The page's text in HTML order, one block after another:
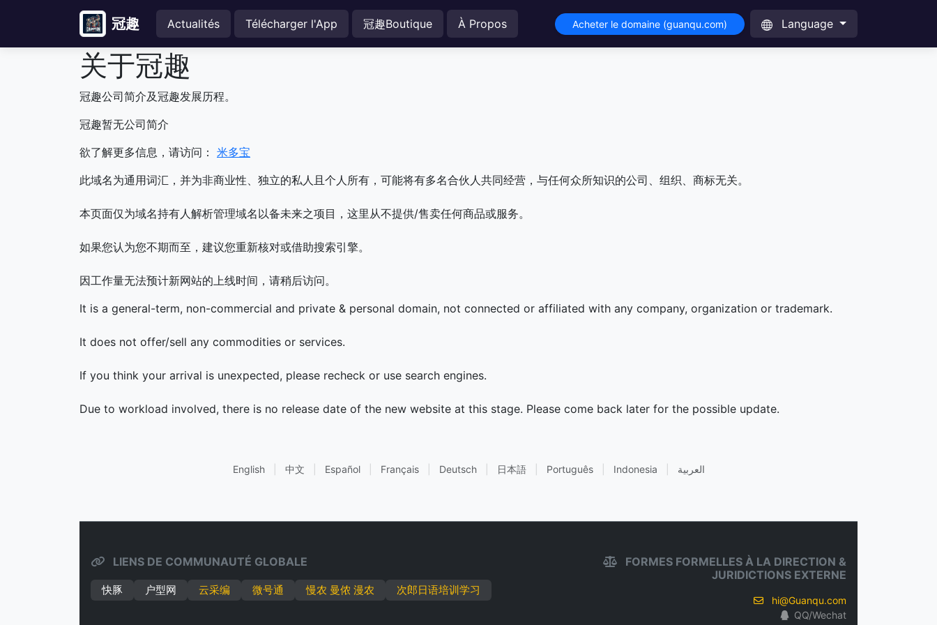
冠趣 Actualités Télécharger l'App 冠趣Boutique À Propos Acheter le domaine (guanqu.com) Language
关于冠趣
冠趣公司简介及冠趣发展历程。
冠趣暂无公司简介
欲了解更多信息，请访问： 米多宝
此域名为通用词汇，并为非商业性、独立的私人且个人所有，可能将有多名合伙人共同经营，与任何众所知识的公司、组织、商标无关。
本页面仅为域名持有人解析管理域名以备未来之项目，这里从不提供/售卖任何商品或服务。
如果您认为您不期而至，建议您重新核对或借助搜索引擎。
因工作量无法预计新网站的上线时间，请稍后访问。
It is a general-term, non-commercial and private & personal domain, not connected or affiliated with any company, organization or trademark.
It does not offer/sell any commodities or services.
If you think your arrival is unexpected, please recheck or use search engines.
Due to workload involved, there is no release date of the new website at this stage. Please come back later for the possible update.
English 中文 Español Français Deutsch 日本語 Português Indonesia العربية
LIENS DE COMMUNAUTÉ GLOBALE
快豚 户型网 云采编 微号通 慢农 曼侬 漫农 次郎日语培训学习
FORMES FORMELLES À LA DIRECTION &
JURIDICTIONS EXTERNE
hi@Guanqu.com
QQ/Wechat